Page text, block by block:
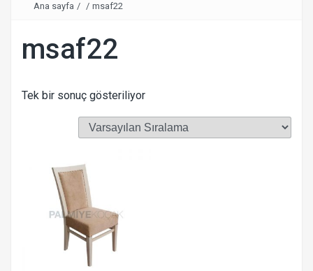
Ana sayfa / / msaf22
msaf22
Tek bir sonuç gösteriliyor